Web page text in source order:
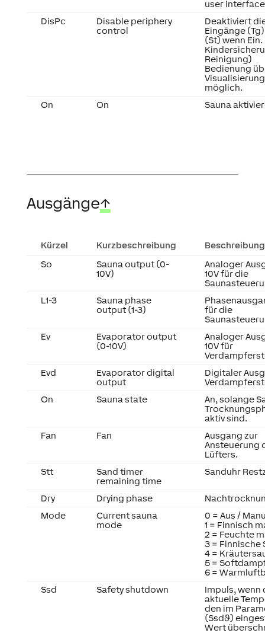
user
DisPc
Disable periphery
control
Deaktiviert
Eingänge
(St) wenn Ein.
Reinigung)
Bedienung
möglich.
On
On Sauna
Ausgänge↑
Kürzel Kurzbeschreibung
Beschreibung
So
Sauna output (0-
10V)
Analoger
10V für die
L1-3
Sauna phase
output (1-3)
für die
Ev
Evaporator output
(0-10V)
Analoger
10V für
Evd
Evaporator digital
output
Digitaler
On
Sauna state
An, solange
aktiv sind.
Fan
Fan
Ausgang zur
Ansteuerung
Lüfters.
Stt
Sand timer
remaining time
Sanduhr
Dry Drying phase
Mode
Current sauna
mode
0 = Aus /
1 = Finnisch
2 = Feuchte
3 = Finnische
4 =
5 =
6 =
Ssd
Safety shutdown
Impuls, wenn
aktuelle
den im
(Ssdϑ)
Wert